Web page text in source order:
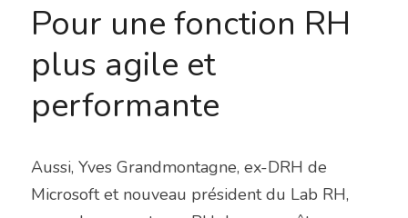
Pour une fonction RH
plus agile et
performante
Aussi, Yves Grandmontagne, ex-DRH de
Microsoft et nouveau président du Lab RH,